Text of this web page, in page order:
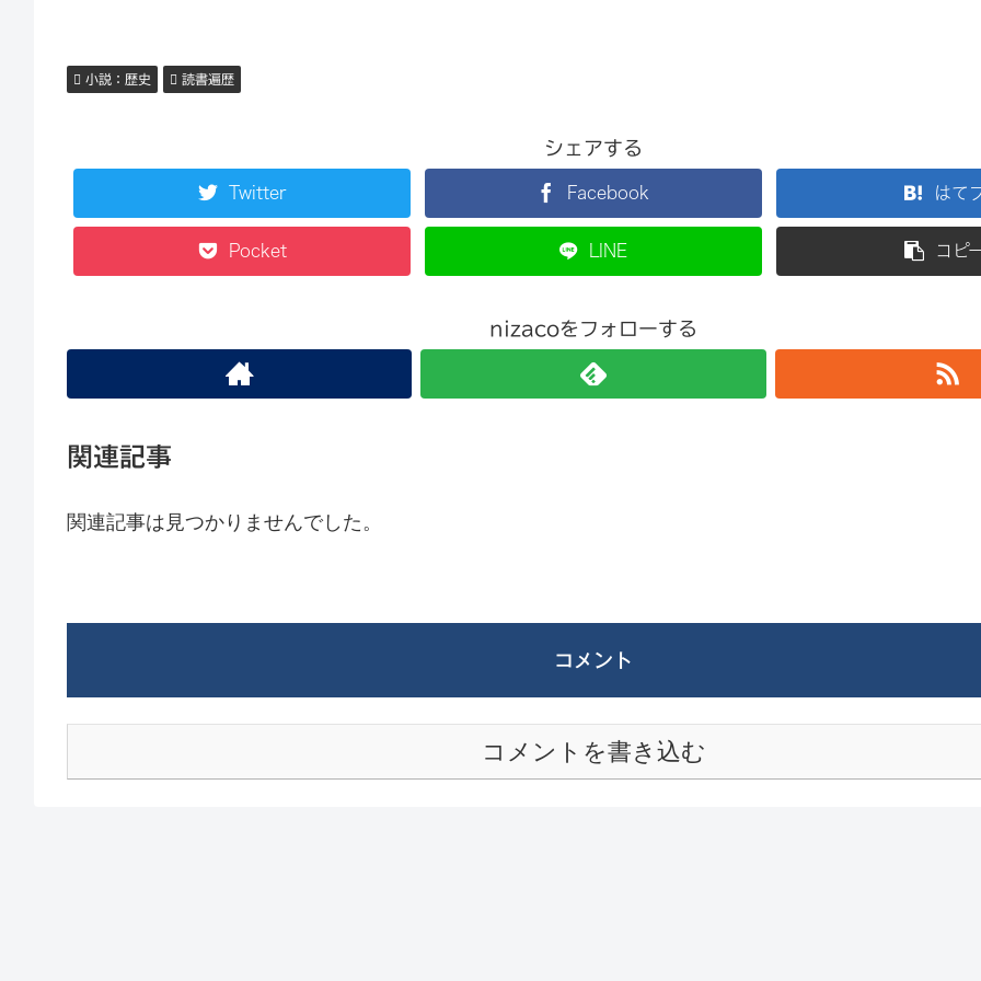
小説：歴史 読書遍歴
シェアする
Twitter Facebook はて
Pocket LINE コピ
nizacoをフォローする
関連記事
関連記事は見つかりませんでした。
コメント
コメントを書き込む